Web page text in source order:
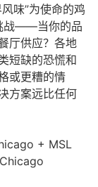
味”为使命的鸡
战——当你的品
厅供应？各地
短缺的恐慌和
或更糟的情
方案远比任何
+ MSL